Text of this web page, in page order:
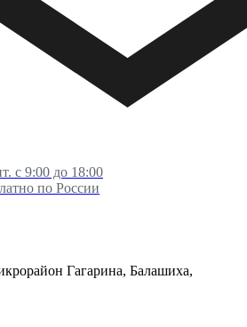
с 9:00 до 18:00
по России
Гагарина, Балашиха,